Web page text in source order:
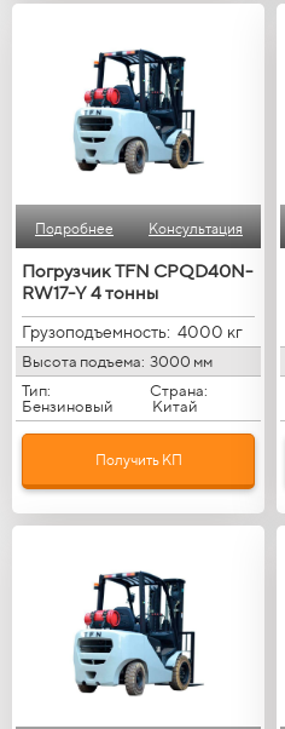
Подробнее Консультация
Погрузчик TFN CPQD40N-
RW17-Y 4 тонны
Грузоподъемность: 4000 кг
Высота подъема: 3000 мм
Тип:
Бензиновый
Страна:
Китай
Получить КП